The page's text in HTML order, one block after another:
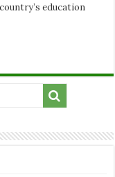
education